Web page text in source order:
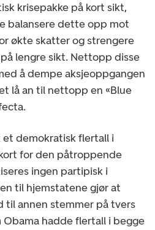
krisepakke på kort sikt,
balansere dette opp mot
økte skatter og strengere
lengre sikt. Nettopp disse
å dempe aksjeoppgangen
lå an til nettopp en «Blue
et demokratisk flertall i
for den påtroppende
ingen partipisk i
til hjemstatene gjør at
til annen stemmer på tvers
Obama hadde flertall i begge